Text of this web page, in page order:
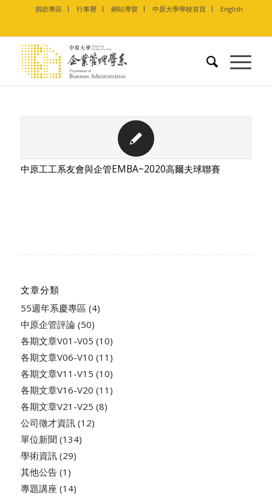
捐款專區 行事曆 網站導覽 中原大學學校首頁 English
中原工工系友會與企管EMBA~2020高爾夫球聯賽
文章分類
55週年系慶專區 (4)
中原企管評論(50)
各期文章V01-V05 (10)
各期文章V06-V10 (11)
各期文章V11-V15 (10)
各期文章V16-V20 (11)
各期文章V21-V25 (8)
公司徵才資訊(12)
單位新聞(134)
學術資訊(29)
其他公告(1)
專題講座 (14)